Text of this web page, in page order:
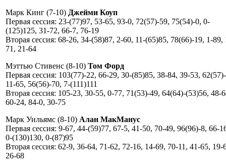
Марк Кинг (7-10) Джейми Коуп
Первая сессия: 23-(77)97, 53-65, 93-0, 72(57)-59, 75(54)-0, 0-
(125)125, 31-72, 66-7, 76-19
Вторая сессия: 68-26, 34-(58)87, 2-60, 11-(65)85, 78(66)-19, 1-89,
71, 21-64
Мэттью Стивенс (8-10) Том Форд
Первая сессия: 103(77)-22, 66-29, 30-(85)85, 38-84, 39-53,
11-65, 56(56)-70, 7-(111)111
Вторая сессия: 105-23, 30-55, 0-77, 71(53)-49, 64(64)-(53)56, 48-
60-24, 84-0, 30-75
Марк Уильямс (8-10) Алан МакМанус
Первая сессия: 9-67, 44-(59)77, 67-5, 41-50, 70-49, 96(96)-8, 66-
0-(130)130, 0-(87)95
Вторая сессия: 62-9, 36-64, 71-62, 72-16, 14-69, 70-11, 41-65, 19-
26-68